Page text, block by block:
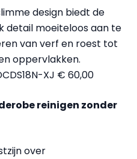
design biedt de
detail moeiteloos aan te
van verf en roest tot
oppervlakken.
XJ € 60,00
reinigen zonder
over